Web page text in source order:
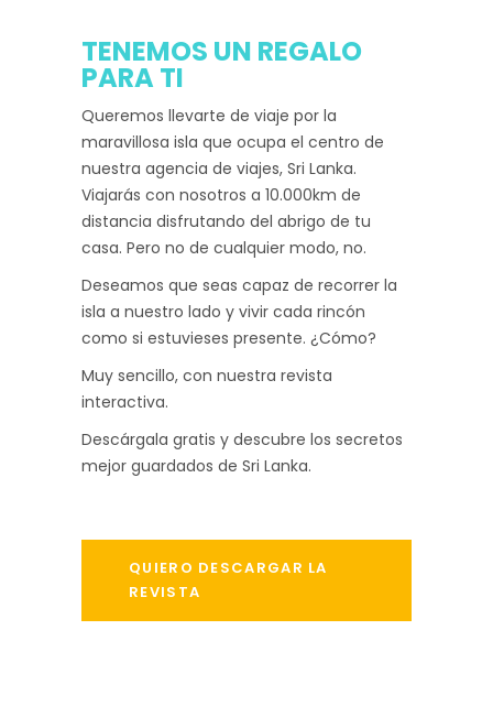
TENEMOS UN REGALO
PARA TI
Queremos llevarte de viaje por la
maravillosa isla que ocupa el centro de
nuestra agencia de viajes, Sri Lanka.
Viajarás con nosotros a 10.000km de
distancia disfrutando del abrigo de tu
casa. Pero no de cualquier modo, no.
Deseamos que seas capaz de recorrer la
isla a nuestro lado y vivir cada rincón
como si estuvieses presente. ¿Cómo?
Muy sencillo, con nuestra revista
interactiva.
Descárgala gratis y descubre los secretos
mejor guardados de Sri Lanka.
QUIERO DESCARGAR LA
REVISTA